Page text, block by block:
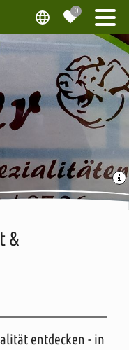
&
entdecken - in